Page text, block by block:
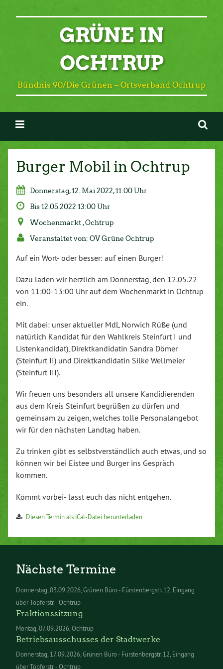
GRÜNE IN
OCHTRUP
Bündnis 90/Die Grünen – Ortsverband Ochtrup
Burger Mobil in Ochtrup
Donnerstag, 12. Mai 2022, 11:00 Uhr
Bis 12.05.2022 13:00 Uhr
Wochenmarkt , Ochtrup
Veranstaltet von: OV Grüne Ochtrup
Auf ein Wort- oder besser: auf einen Burger!
Dazu laden wir herzlich am Donnerstag, den 12.05.22
von 11:00-13:00 Uhr auf dem Wochenmarkt in Ochtrup
ein.
Mit dabei: unser aktueller MdL Norwich Rüße (und
natürlich Kandidat für den Wahlkreis Steinfurt I und
Listenkandidat), Direktkandidatin Sandra Dömer
(Steinfurt II) und Direktkandidatin Silke Wellmeier
(Steinfurt III).
Wir freuen uns besonders all unsere Kandidierenden
aus dem Kreis Steinfurt begrüßen zu dürfen und
gemeinsam zu zeigen, welches tolle Personalangebot
wir für den nächsten Landtag haben.
Zu trinken gibt es selbstverständlich auch etwas, und so
können wir bei Eistee und Burger ins Gespräch
kommen.
Kommt vorbei- lasst euch das nicht entgehen.
Diesen Termin als iCal-Datei herunterladen
Nächste Termine
Donnerstag 03.09.2026 Grünen Büro - Fürstenbergstr. 12, Eingang
über Töpferstr. - Ochtrup
Fraktionssitzung
Montag 07.09.2026 Ochtrup
Betriebsausschusses der Stadtwerke
Donnerstag 17.09.2026 Grünen Büro - Fürstenbergstr. 12, Eingang
über Töpferstr. - Ochtrup